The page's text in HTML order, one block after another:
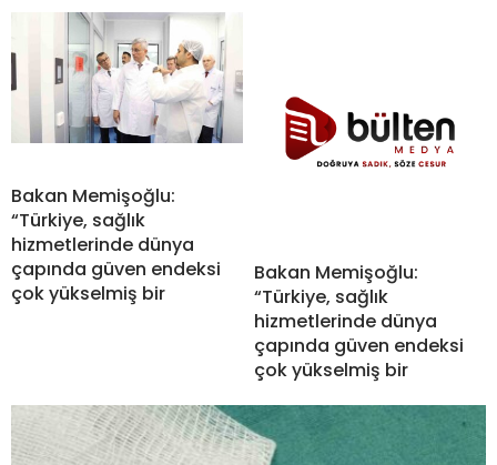
Bakan Memişoğlu:
“Türkiye, sağlık
hizmetlerinde dünya
çapında güven endeksi
çok yükselmiş bir
Bakan Memişoğlu:
“Türkiye, sağlık
hizmetlerinde dünya
çapında güven endeksi
çok yükselmiş bir